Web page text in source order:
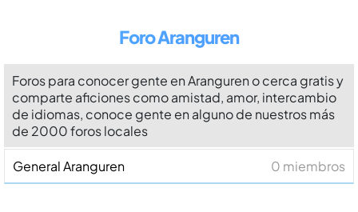
Foro Aranguren
Foros para conocer gente en Aranguren o cerca gratis y
comparte aficiones como amistad, amor, intercambio
de idiomas, conoce gente en alguno de nuestros más
de 2000 foros locales
General Aranguren 0 miembros